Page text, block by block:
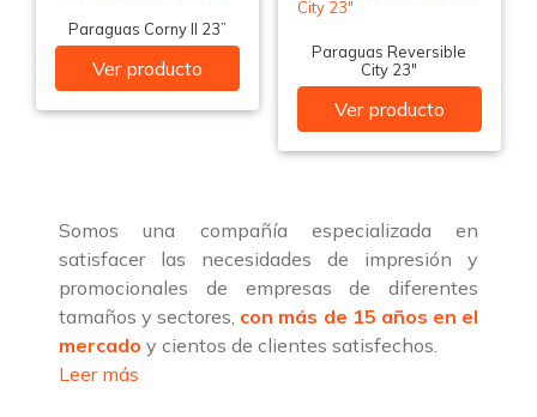
Paraguas Corny II 23”
Ver producto
Paraguas Reversible
City 23″
Ver producto
Somos una compañía especializada en
satisfacer las necesidades de impresión y
promocionales de empresas de diferentes
tamaños y sectores, con más de 15 años en el
mercado y cientos de clientes satisfechos.
Leer más